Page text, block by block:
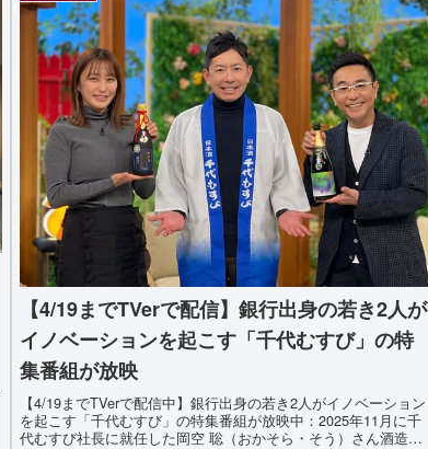
【4/19までTVerで配信】銀行出身の若き2人が
イノベーションを起こす「千代むすび」の特
集番組が放映
【4/19までTVerで配信中】銀行出身の若き2人がイノベーション
を起こす「千代むすび」の特集番組が放映中：2025年11月に千
代むすび社長に就任した岡空 聡（おかそら・そう）さん酒造稲